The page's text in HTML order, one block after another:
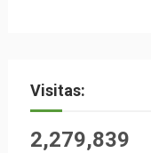
Visitas:
2,279,839